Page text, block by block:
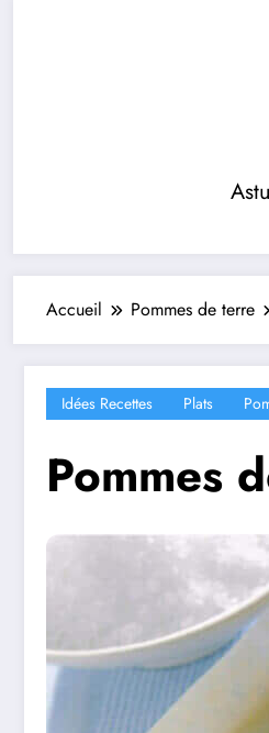
Accueil Pommes de terre
Idées Recettes Plats
Pommes